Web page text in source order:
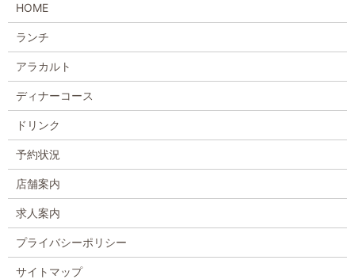
HOME
ランチ
アラカルト
ディナーコース
ドリンク
予約状況
店舗案内
求人案内
プライバシーポリシー
サイトマップ